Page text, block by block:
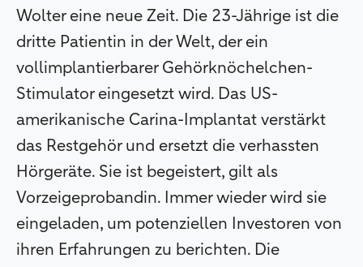
Wolter eine neue Zeit. Die 23-Jährige ist die
dritte Patientin in der Welt, der ein
vollimplantierbarer Gehörknöchelchen-
Stimulator eingesetzt wird. Das US-
amerikanische Carina-Implantat verstärkt
das Restgehör und ersetzt die verhassten
Hörgeräte. Sie ist begeistert, gilt als
Vorzeigeprobandin. Immer wieder wird sie
eingeladen, um potenziellen Investoren von
ihren Erfahrungen zu berichten. Die